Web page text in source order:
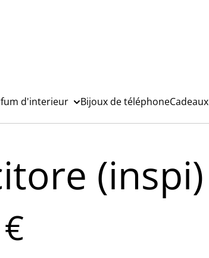
d'interieur Bijoux de téléphoneCadeaux
(inspi)